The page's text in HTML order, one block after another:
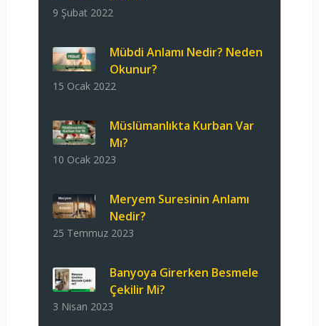
9 Şubat 2022
Mübdi Anlamı Nedir? Neden
Okunur?
15 Ocak 2022
Müslümanlıkta Kurban Var
Mı?
10 Ocak 2023
Meryem Suresinin Anlamı
Nedir?
25 Temmuz 2023
Banyoya Girerken Besmele
Çekilir Mi?
3 Nisan 2023